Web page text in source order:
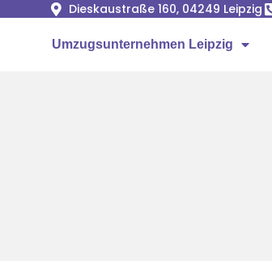
Dieskaustraße 160, 04249 Leipzig
Umzugsunternehmen Leipzig